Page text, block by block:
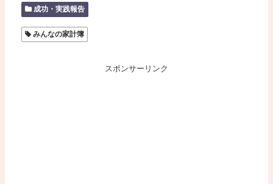
成功・実践報告
みんなの家計簿
スポンサーリンク